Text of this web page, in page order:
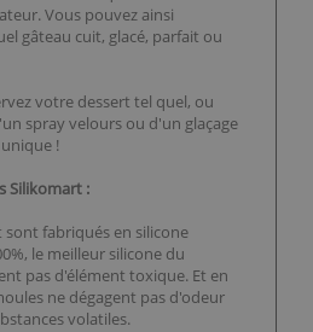
Vous pouvez ainsi
gâteau cuit, glacé, parfait ou
votre dessert tel quel, ou
spray velours ou d'un glaçage
!
Silikomart :
sont fabriqués en silicone
le meilleur silicone du
pas d'élément toxique. Et en
ne dégagent pas d'odeur
volatiles.